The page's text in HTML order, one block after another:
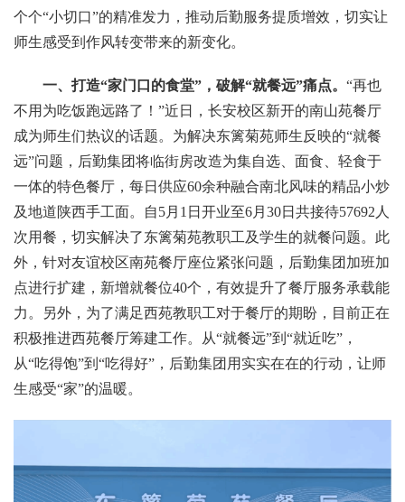
个个“小切口”的精准发力，推动后勤服务提质增效，切实让
师生感受到作风转变带来的新变化。
一、打造“家门口的食堂”，破解“就餐远”痛点。 “再也
不用为吃饭跑远路了！”近日，长安校区新开的南山苑餐厅
成为师生们热议的话题。为解决东篱菊苑师生反映的“就餐
远”问题，后勤集团将临街房改造为集自选、面食、轻食于
一体的特色餐厅，每日供应60余种融合南北风味的精品小炒
及地道陕西手工面。自5月1日开业至6月30日共接待57692人
次用餐，切实解决了东篱菊苑教职工及学生的就餐问题。此
外，针对友谊校区南苑餐厅座位紧张问题，后勤集团加班加
点进行扩建，新增就餐位40个，有效提升了餐厅服务承载能
力。另外，为了满足西苑教职工对于餐厅的期盼，目前正在
积极推进西苑餐厅筹建工作。从“就餐远”到“就近吃”，
从“吃得饱”到“吃得好”，后勤集团用实实在在的行动，让师
生感受“家”的温暖。